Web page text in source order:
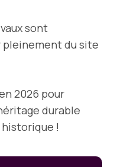
sont
du site
2026 pour
durable
!